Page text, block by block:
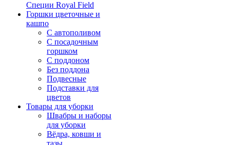
Специи Royal Field
Горшки цветочные и
кашпо
С автополивом
С посадочным
горшком
С поддоном
Без поддона
Подвесные
Подставки для
цветов
Товары для уборки
Швабры и наборы
для уборки
Вёдра, ковши и
тазы